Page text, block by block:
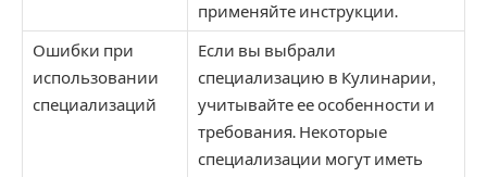
применяйте инструкции.
Ошибки при
использовании
специализаций
Если вы выбрали
специализацию в Кулинарии,
учитывайте ее особенности и
требования. Некоторые
специализации могут иметь